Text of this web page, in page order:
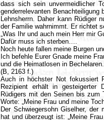
dass sich sein unvermeidlicher
genderrelevanten
Lehnsherrn. Daher kann Rüdiger
der Familie wahrnimmt. Er richtet
„Was Ihr und auch mein Herr mir
Dafür muss ich sterben….
Noch heute fallen meine Burgen
Ich befehle Eurer Gnade meine
und die Heimatlosen in
(B, 2163 f.)
Auch in höchster Not fokussiert
Rezipient erhält in gesteigerter
Rüdigers mit den Seinen bis zum
Worte: „Meine Frau und meine
Der Schwiegersohn Giselher,
hat und überzeugt ist: „Meine